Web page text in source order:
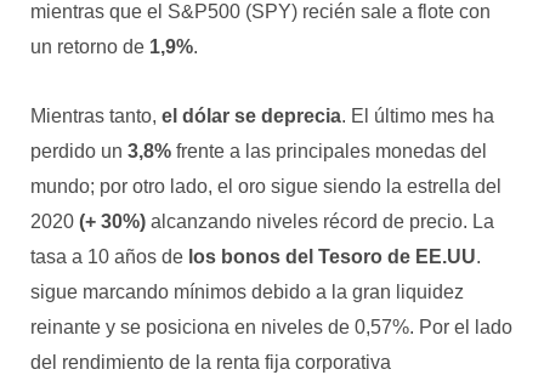
mientras que el S&P500 (SPY) recién sale a flote con
un retorno de 1,9%.
Mientras tanto, el dólar se deprecia. El último mes ha
perdido un 3,8% frente a las principales monedas del
mundo; por otro lado, el oro sigue siendo la estrella del
2020 (+ 30%) alcanzando niveles récord de precio. La
tasa a 10 años de los bonos del Tesoro de EE.UU.
sigue marcando mínimos debido a la gran liquidez
reinante y se posiciona en niveles de 0,57%. Por el lado
del rendimiento de la renta fija corporativa